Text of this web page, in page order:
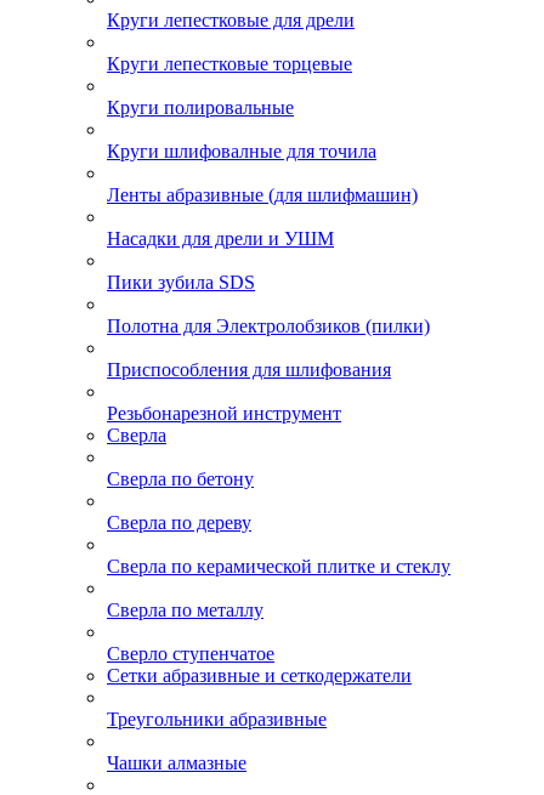
Круги лепестковые для дрели
Круги лепестковые торцевые
Круги полировальные
Круги шлифовалные для точила
Ленты абразивные (для шлифмашин)
Насадки для дрели и УШМ
Пики зубила SDS
Полотна для Электролобзиков (пилки)
Приспособления для шлифования
Резьбонарезной инструмент
Сверла
Сверла по бетону
Сверла по дереву
Сверла по керамической плитке и стеклу
Сверла по металлу
Сверло ступенчатое
Сетки абразивные и сеткодержатели
Треугольники абразивные
Чашки алмазные